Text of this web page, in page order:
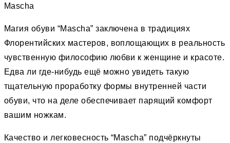
Mascha
Магия обуви “Mascha” заключена в традициях
Флорентийских мастеров, воплощающих в реальность
чувственную философию любви к женщине и красоте.
Едва ли где-нибудь ещё можно увидеть такую
тщательную проработку формы внутренней части
обуви, что на деле обеспечивает парящий комфорт
вашим ножкам.
Качество и легковесность “Mascha” подчёркнуты